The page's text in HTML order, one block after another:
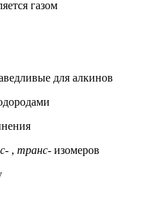
газом
для алкинов
, транс- изомеров